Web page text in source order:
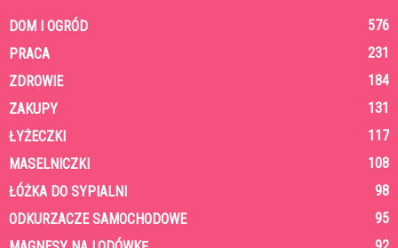
DOM I OGRÓD
576
PRACA
231
ZDROWIE
184
ZAKUPY
131
ŁYŻECZKI
117
MASELNICZKI
108
ŁÓŻKA DO SYPIALNI
98
ODKURZACZE SAMOCHODOWE
95